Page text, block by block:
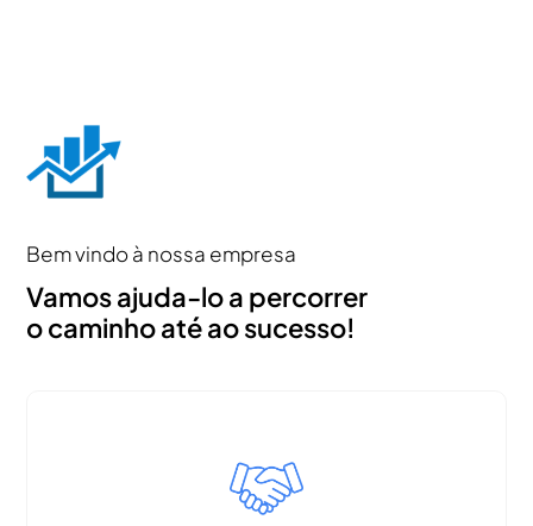
Bem vindo à nossa empresa
Vamos ajuda-lo a percorrer
o caminho até ao sucesso!